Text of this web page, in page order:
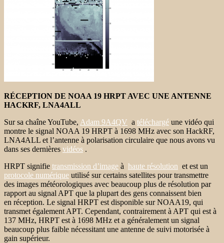
RÉCEPTION DE NOAA 19 HRPT AVEC UNE ANTENNE
HACKRF, LNA4ALL
Sur sa chaîne YouTube, Adam 9A4QV a téléchargé une vidéo qui
montre le signal NOAA 19 HRPT à 1698 MHz avec son HackRF,
LNA4ALL et l’antenne à polarisation circulaire que nous avons vu
dans ses dernières vidéos .
HRPT signifie transmission d’image à haute résolution et est un
protocole numérique utilisé sur certains satellites pour transmettre
des images météorologiques avec beaucoup plus de résolution par
rapport au signal APT que la plupart des gens connaissent bien
en réception. Le signal HRPT est disponible sur NOAA19, qui
transmet également APT. Cependant, contrairement à APT qui est à
137 MHz, HRPT est à 1698 MHz et a généralement un signal
beaucoup plus faible nécessitant une antenne de suivi motorisée à
gain supérieur.